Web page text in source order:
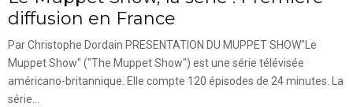
diffusion en France
Par Christophe Dordain PRESENTATION DU MUPPET SHOW"Le
Muppet Show" ("The Muppet Show") est une série télévisée
américano-britannique. Elle compte 120 épisodes de 24 minutes. La
série...